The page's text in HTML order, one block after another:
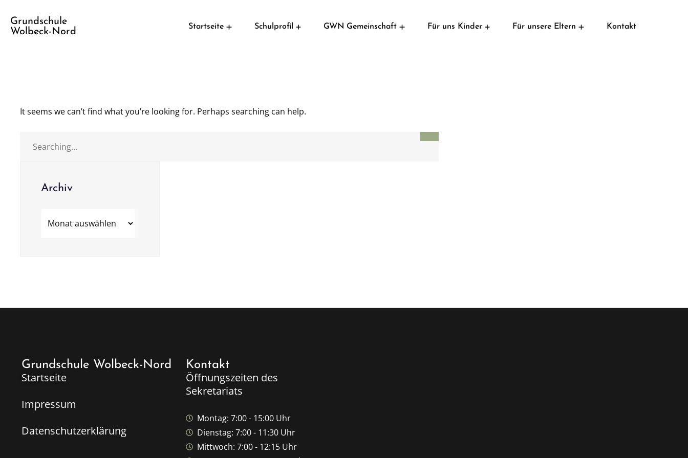
Grundschule
Wolbeck-Nord
Startseite Schulprofil GWN Gemeinschaft Für uns Kinder Für unsere Eltern Kontakt
It seems we can’t find what you’re looking for. Perhaps searching can help.
Archiv
Grundschule Wolbeck-Nord
Startseite
Impressum
Datenschutzerklärung
Kontakt
Öffnungszeiten des
Sekretariats
Montag: 7:00 - 15:00 Uhr
Dienstag: 7:00 - 11:30 Uhr
Mittwoch: 7:00 - 12:15 Uhr